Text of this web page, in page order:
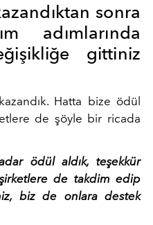
sonra
adımlarında
gittiniz
Hatta bize ödül
de şöyle bir ricada
ödül aldık, teşekkür
de takdim edip
biz de onlara destek